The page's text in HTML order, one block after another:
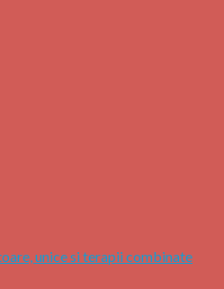
unice si terapii combinate